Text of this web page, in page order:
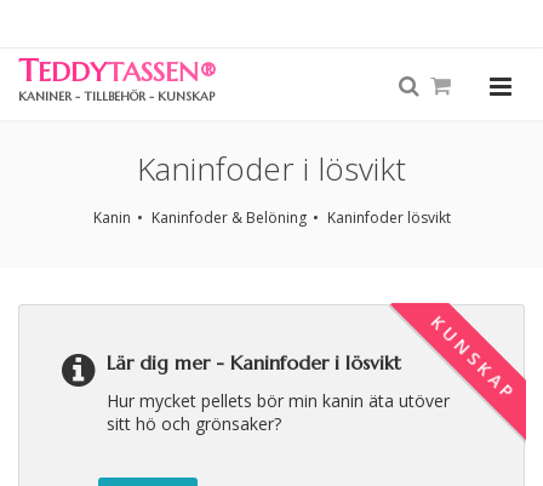
TEDDYTASSEN®
KANINER - TILLBEHÖR - KUNSKAP
Kaninfoder i lösvikt
Kanin Kaninfoder & Belöning Kaninfoder lösvikt
KUNSKAP
Lär dig mer - Kaninfoder i lösvikt
Hur mycket pellets bör min kanin äta utöver
sitt hö och grönsaker?